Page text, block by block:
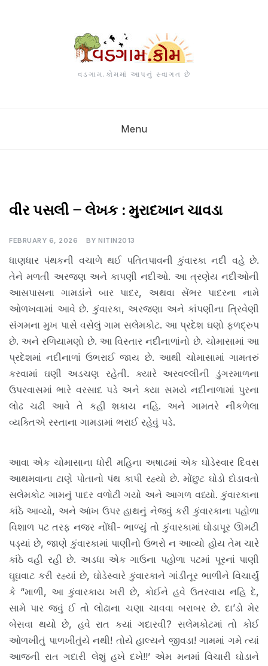
વડગામ.કોમમાં આપનું સ્વાગત છે
Menu
તાલુકાની
,
તાલુકાની
નોંધપાત્ર
વડગામનો
ઇતિહાસ
,
વિશેષ
વીર પસલી – લેખક : મુરાદખાન ચાવડા
FEBRUARY 6, 2026 BY NITIN2013
ધાણધાર પંથકની વચાળે થઈ પતિતપાવની કુંવારકા નદી વહે છે.
તેને મળતી અરજણ અને કાપણી નદીઓ. આ ત્રણેય નદીઓની
આસપાસના ગામડાંને બાર પાદર, અથવા સેંભર પાદરના નામે
ઓળખવામાં આવે છે. કુંવારકા, અરજણા અને કાંપણીના ત્રિવેણી
સંગમના મુખ પાસે વસેલું ગામ સલેમકોટ. આ પ્રદેશ ઘણો ફળદ્રુપ
છે. અને રળિયામણો છે. આ વિસ્તાર નદીનાળાંનો છે. ચોમાસામાં આ
પ્રદેશમાં નદીનાળાં ઉભરાઈ જાય છે. આથી ચોમાસામાં ગામતરું
કરવામાં ઘણી અડચણ રહેતી. ક્યારે અરવલ્લીની ડુંગરમાળના
ઉપરવાસમાં ભારે વરસાદ પડે અને ક્યા સમયે નદીનાળામાં પુરના
લોઢ ચઢી આવે તે કહી શકાય નહિ. અને ગામતરે નીકળેલા
વ્યક્તિએ રસ્તાના ગામડામાં ભરાઈ રહેવું પડે.
આવા એક ચોમાસાના ધોરી મહિના અષાઢમાં એક ઘોડેસ્વાર દિવસ
આથમવાના ટાણે પોતાનો પંથ કાપી રહ્યો છે. મોંછુટ ઘોડો દોડાવતો
સલેમકોટ ગામનું પાદર વળોટી ગયો અને આગળ વધ્યો. કુંવારકાના
કાંઠે આવ્યો, અને આંખ ઉપર હાથનું નેજવું કરી કુંવારકાના પહોળા
વિશાળ પટ તરફ નજર નોંધી- ભાળ્યું તો કુંવારકામાં ઘોડાપૂર ઊમટી
પડ્યાં છે, જાણે કુંવારકામાં પાણીનો ઉભરો ન આવ્યો હોય તેમ ચારે
કાંઠે વહી રહી છે. અડધા એક ગાઉના પહોળા પટમાં પૂરનાં પાણી
ઘૂઘવાટ કરી રહ્યાં છે, ઘોડેસ્વારે કુંવારકાને ગાંડીતૂર ભાળીને વિચાર્યું
કે “માળી, આ કુંવારકાય ખરી છે, કોઈને હવે ઉતરવાય નહિ દે,
સામે પાર જવું ઈ તો લોઢાના ચણા ચાવવા બરાબર છે. દા’ડો મેર
બેસવા થયો છે, હવે રાત કયાં ગદારવી? સલેમકોટમાં તો કોઈ
ઓળખીતું પાળખીતુંયે નથી! તોયે હાલ્યને જીવડા! ગામમાં ગમે ત્યાં
આજની રાત ગદારી લેશું હખે દખે!!’ એમ મનમાં વિચારી ઘોડાને